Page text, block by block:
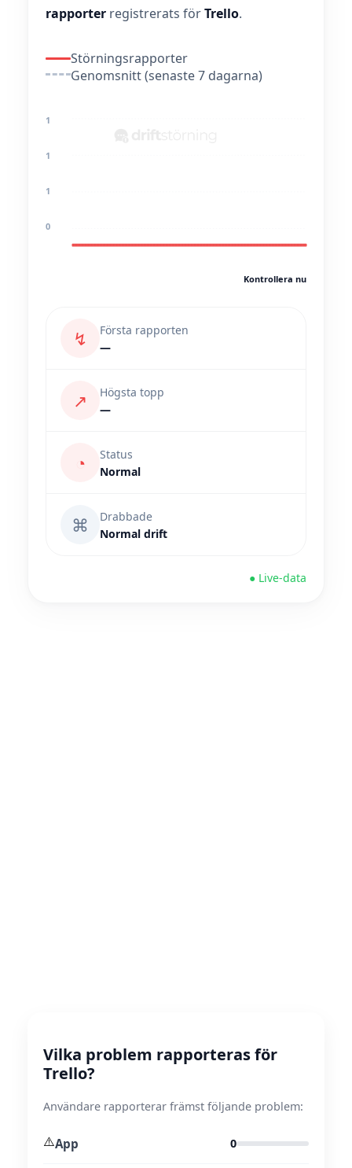
rapporter registrerats förTrello.
Störningsrapporter
Genomsnitt (senaste 7 dagarna)
1
1
1
0
Kontrollera nu
↯
Första rapporten
—
↗
Högsta topp
—
◔
Status
Normal
⌘
Drabbade
Normal drift
● Live-data
Vilka problem rapporteras för
Trello?
Användare rapporterar främst följande problem:
⚠️App 0